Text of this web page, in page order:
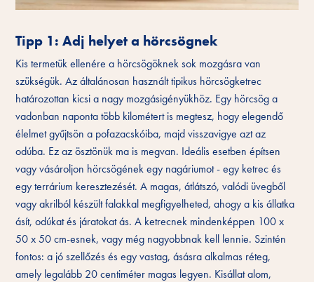
Tipp 1: Adj helyet a hörcsögnek
Kis termetük ellenére a hörcsögöknek sok mozgásra van
szükségük. Az általánosan használt tipikus hörcsögketrec
határozottan kicsi a nagy mozgásigényükhöz. Egy hörcsög a
vadonban naponta több kilométert is megtesz, hogy elegendő
élelmet gyűjtsön a pofazacskóiba, majd visszavigye azt az
odúba. Ez az ösztönük ma is megvan. Ideális esetben építsen
vagy vásároljon hörcsögének egy nagáriumot - egy ketrec és
egy terrárium keresztezését. A magas, átlátszó, valódi üvegből
vagy akrilból készült falakkal megfigyelheted, ahogy a kis állatka
ásít, odúkat és járatokat ás. A ketrecnek mindenképpen 100 x
50 x 50 cm-esnek, vagy még nagyobbnak kell lennie. Szintén
fontos: a jó szellőzés és egy vastag, ásásra alkalmas réteg,
amely legalább 20 centiméter magas legyen. Kisállat alom,